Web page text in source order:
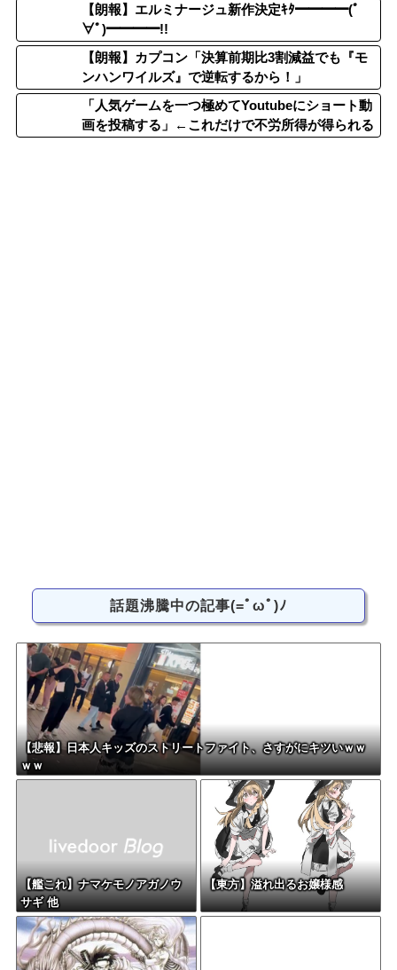
【朗報】エルミナージュ新作決定ｷﾀ━━━━(ﾟ
∀ﾟ)━━━━!!
【朗報】カプコン「決算前期比3割減益でも『モ
ンハンワイルズ』で逆転するから！」
「人気ゲームを一つ極めてYoutubeにショート動
画を投稿する」←これだけで不労所得が得られる
話題沸騰中の記事(=ﾟωﾟ)ﾉ
【悲報】日本人キッズのストリートファイト、さすがにキツいｗｗ
ｗｗ
【艦これ】ナマケモノアガノウ
サギ 他
【東方】溢れ出るお嬢様感